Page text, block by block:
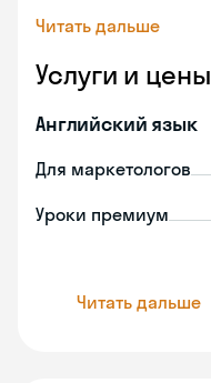
Читать дальше
Услуги и цены
Английский язык
Для маркетологов
Уроки премиум
Читать дальше